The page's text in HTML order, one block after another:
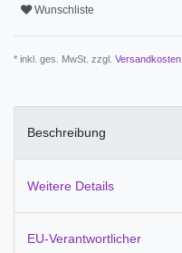
Wunschliste
* inkl. ges. MwSt. zzgl. Versandkosten
Beschreibung
Weitere Details
EU-Verantwortlicher